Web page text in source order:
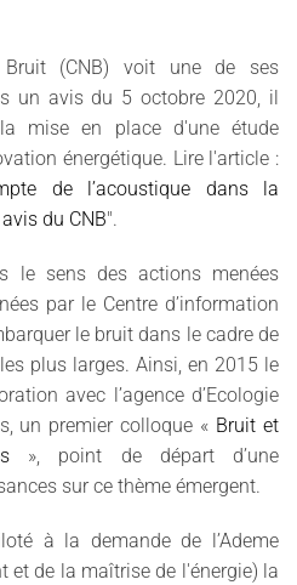
(CNB) voit une de ses
un avis du 5 octobre 2020, il
mise en place d'une étude
énergétique. Lire l'article :
de l’acoustique dans la
du CNB".
le sens des actions menées
par le Centre d’information
le bruit dans le cadre de
plus larges. Ainsi, en 2015 le
avec l’agence d’Ecologie
un premier colloque « Bruit et
», point de départ d’une
sur ce thème émergent.
à la demande de l’Ademe
et de la maîtrise de l'énergie) la